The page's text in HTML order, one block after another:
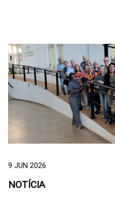
9 JUN 2026
NOTÍCIA